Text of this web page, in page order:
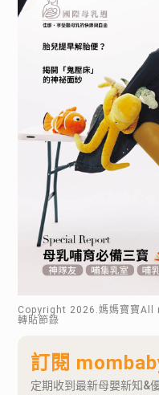
Copyright 2026 .媽媽寶寶All
轉貼節錄
訂閱
定期收到最新母嬰新知&